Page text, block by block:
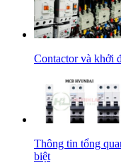
Contactor và khởi
Thông tin tổng
biệt